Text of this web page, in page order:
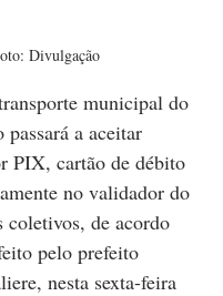
Divulgação
municipal do
a aceitar
PIX, cartão de débito
no validador do
coletivos, de acordo
pelo prefeito
nesta sexta-feira